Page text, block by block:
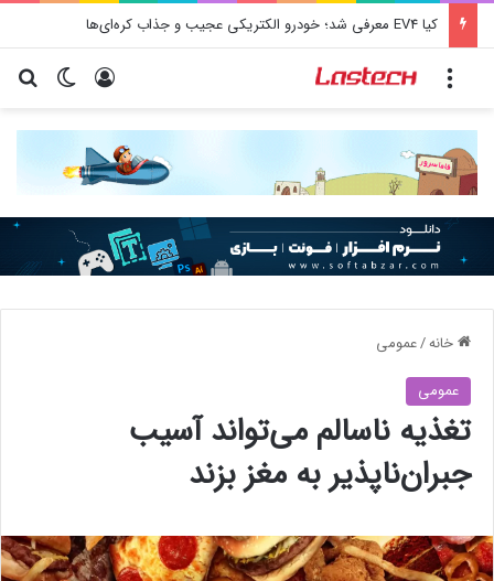
کیا EV4 معرفی شد؛ خودرو الکتریکی عجیب و جذاب کره‌ای‌ها
تغییر ورود
خانه/عمومی
عمومی
تغذیه ناسالم می‌تواند آسیب
جبران‌ناپذیر به مغز بزند